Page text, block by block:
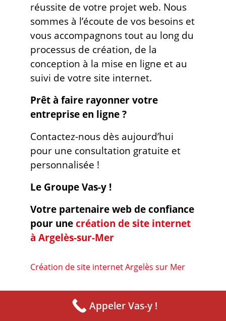
réussite de votre projet web. Nous
sommes à l’écoute de vos besoins et
vous accompagnons tout au long du
processus de création, de la
conception à la mise en ligne et au
suivi de votre site internet.
Prêt à faire rayonner votre
entreprise en ligne ?
Contactez-nous dès aujourd’hui
pour une consultation gratuite et
personnalisée !
Le Groupe Vas-y !
Votre partenaire web de confiance
pour une création de site internet
à Argelès-sur-Mer
Création de site internet Argelès sur Mer
Appeler Vas-y !